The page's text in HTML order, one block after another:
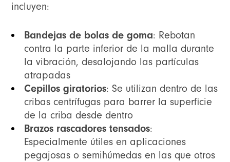
incluyen:
Bandejas de bolas de goma: Rebotan
contra la parte inferior de la malla durante
la vibración, desalojando las partículas
atrapadas
Cepillos giratorios: Se utilizan dentro de las
cribas centrífugas para barrer la superficie
de la criba desde dentro
Brazos rascadores tensados:
Especialmente útiles en aplicaciones
pegajosas o semihúmedas en las que otros